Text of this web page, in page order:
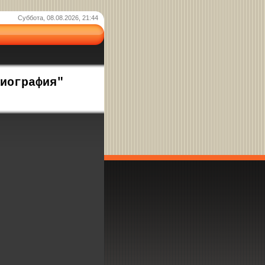
Суббота, 08.08.2026, 21:44